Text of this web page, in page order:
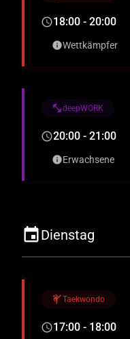
schedule18:00 - 20:00
infoWettkämpfer
fitness_centerdeepWORK
schedule20:00 - 21:00
infoErwachsene
eventDienstag
sports_martial_artsTaekwondo
schedule17:00 - 18:00